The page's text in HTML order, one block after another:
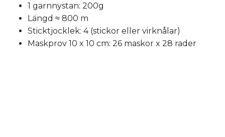
1 garnnystan: 200g
Längd ≈ 800 m
Sticktjocklek: 4 (stickor eller virknålar)
Maskprov 10 x 10 cm: 26 maskor x 28 rader